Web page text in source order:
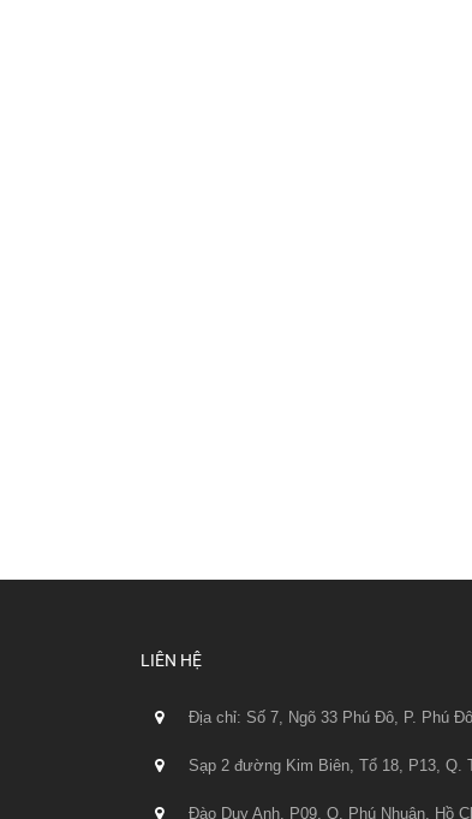
LIÊN HỆ
Địa chỉ: Số 7, Ngõ 33 Phú Đô, P. Phú
Sạp 2 đường Kim Biên, Tổ 18, P13, Q.
Đào Duy Anh, P09, Q. Phú Nhuận, Hồ